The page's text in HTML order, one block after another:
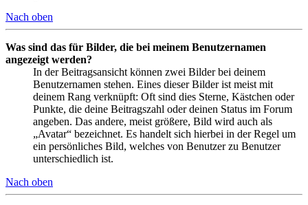
Nach oben
Was sind das für Bilder, die bei meinem Benutzernamen
angezeigt werden?
In der Beitragsansicht können zwei Bilder bei deinem
Benutzernamen stehen. Eines dieser Bilder ist meist mit
deinem Rang verknüpft: Oft sind dies Sterne, Kästchen oder
Punkte, die deine Beitragszahl oder deinen Status im Forum
angeben. Das andere, meist größere, Bild wird auch als
„Avatar“ bezeichnet. Es handelt sich hierbei in der Regel um
ein persönliches Bild, welches von Benutzer zu Benutzer
unterschiedlich ist.
Nach oben